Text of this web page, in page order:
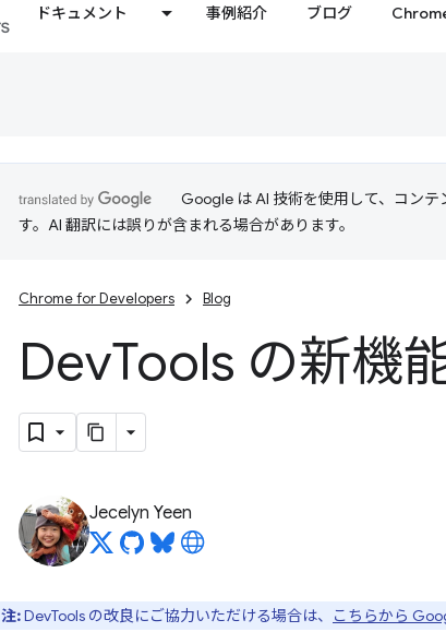
ドキュメント 事例紹介 ブログ
Google は AI 技術を使用して、コン
す。AI 翻訳には誤りが含まれる場合があります。
Chrome for Developers Blog
DevTools の新機
Jecelyn Yeen
注:DevTools の改良にご協力いただける場合は、 こちらから